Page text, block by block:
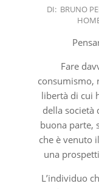
2022-
DI: BRUNO
Fare
consumismo,
libertà di cui
della società
buona parte,
che è venuto
una
L’individuo